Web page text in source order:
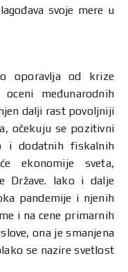
svoje mere u
oporavlja od krize
međunarodnih
dalji rast povoljniji
očekuju se pozitivni
i dodatnih fiskalnih
ekonomije sveta,
Države. Iako i dalje
pandemije i njenih
i na cene primarnih
ona je smanjena
se nazire svetlost